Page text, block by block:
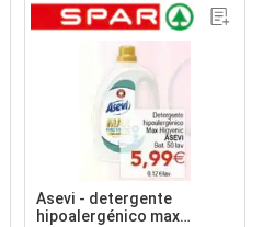
Asevi - detergente
hipoalergénico max